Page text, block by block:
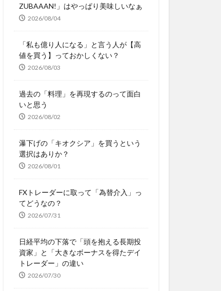
ZUBAAAN!」はやっぱり美味しいなぁ
2026/08/04
「私も億り人になる」と言う人が【高
値を買う】っておかしくない？
2026/08/03
過去の「料理」を再現するのって面白
いと思う
2026/08/02
瀑下げの「キオクシア」を買うという
選択はありか？
2026/08/01
FXトレーダーに取って「為替介入」っ
てどうなの？
2026/07/31
日経平均の下落で「頭を抱える長期投
資家」と「大きなボーナスを得たデイ
トレーダー」の違い
2026/07/30